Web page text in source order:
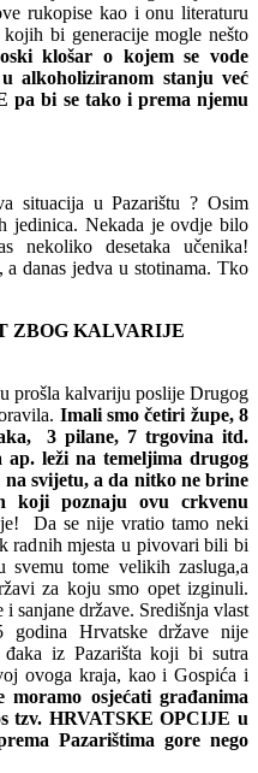
rukopise kao i onu literaturu
bi generacije mogle nešto
klošar o kojem se vode
alkoholiziranom stanju već
bi se tako i prema njemu
situacija u Pazarištu ? Osim
jedinica. Nekada je ovdje bilo
nekoliko desetaka učenika!
danas jedva u stotinama. Tko
ZBOG KALVARIJE
prošla kalvariju poslije Drugog
Imali smo četiri župe, 8
3 pilane, 7 trgovina itd.
ap. leži na temeljima drugog
svijetu, a da nitko ne brine
koji poznaju ovu crkvenu
Da se nije vratio tamo neki
radnih mjesta u pivovari bili bi
tome velikih zasluga,a
za koju smo opet izginuli.
sanjane države. Središnja vlast
Hrvatske države nije
iz Pazarišta koji bi sutra
ovoga kraja, kao i Gospića i
moramo osjećati građanima
tzv. HRVATSKE OPCIJE u
Pazarištima gore nego